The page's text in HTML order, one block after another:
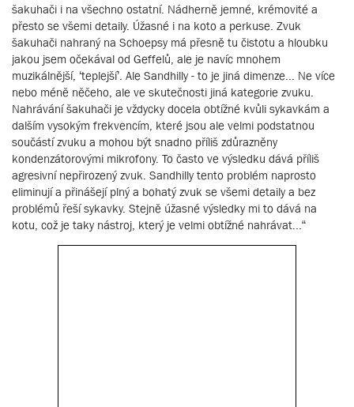
šakuhači i na všechno ostatní. Nádherně jemné, krémovité a
přesto se všemi detaily. Úžasné i na koto a perkuse. Zvuk
šakuhači nahraný na Schoepsy má přesně tu čistotu a hloubku
jakou jsem očekával od Geffelů, ale je navíc mnohem
muzikálnější, ‘teplejší’. Ale Sandhilly - to je jiná dimenze... Ne více
nebo méně něčeho, ale ve skutečnosti jiná kategorie zvuku.
Nahrávání šakuhači je vždycky docela obtížné kvůli sykavkám a
dalším vysokým frekvencím, které jsou ale velmi podstatnou
součástí zvuku a mohou být snadno příliš zdůrazněny
kondenzátorovými mikrofony. To často ve výsledku dává příliš
agresivní nepřirozený zvuk. Sandhilly tento problém naprosto
eliminují a přinášejí plný a bohatý zvuk se všemi detaily a bez
problémů řeší sykavky. Stejně úžasné výsledky mi to dává na
kotu, což je taky nástroj, který je velmi obtížné nahrávat...“